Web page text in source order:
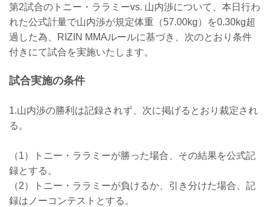
トップのため試合中止となりましたので
お知らせいたします。
ケラモフがウィルス性胃腸炎のためドク
ターストップ
ヴガール・ケラモフがウィルス性胃腸炎
方々には謹ん...
第2試合のトニー・ララミーvs. 山内渉について、本日行わ
れた公式計量で山内渉が規定体重（57.00kg）を0.30kg超
過した為、RIZIN MMAルールに基づき、次のとおり条件
付きにて試合を実施いたします。
試合実施の条件
1.山内渉の勝利は記録されず、次に掲げるとおり裁定され
る。
（1）トニー・ララミーが勝った場合、その結果を公式記
録とする。
（2）トニー・ララミーが負けるか、引き分けた場合、記
録はノーコンテストとする。